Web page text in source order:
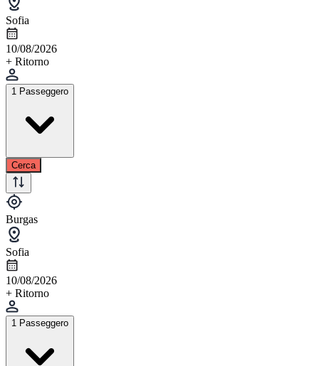
Sofia
10/08/2026
+ Ritorno
1 Passeggero
Cerca
Burgas
Sofia
10/08/2026
+ Ritorno
1 Passeggero